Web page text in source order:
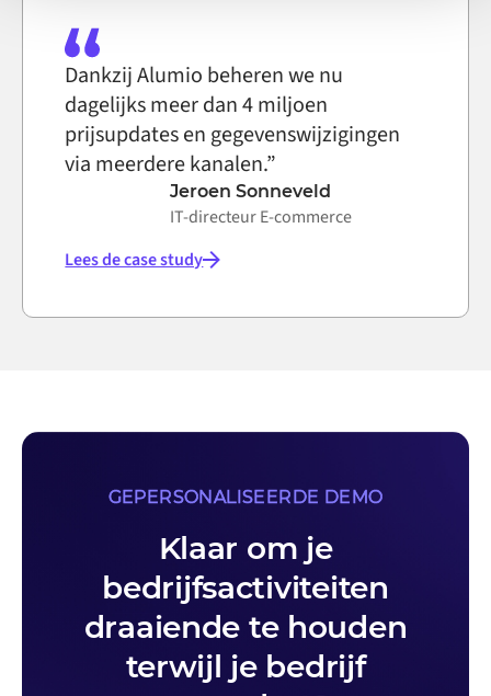
Dankzij Alumio beheren we nu
dagelijks meer dan 4 miljoen
prijsupdates en gegevenswijzigingen
via meerdere kanalen.”
Jeroen Sonneveld
IT-directeur E-commerce
Lees de case study
GEPERSONALISEERDE DEMO
Klaar om je
bedrijfsactiviteiten
draaiende te houden
terwijl je bedrijf